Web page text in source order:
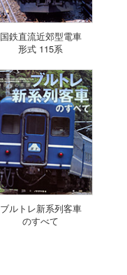
国鉄直流近郊型電車
形式 115系
ブルトレ新系列客車
のすべて